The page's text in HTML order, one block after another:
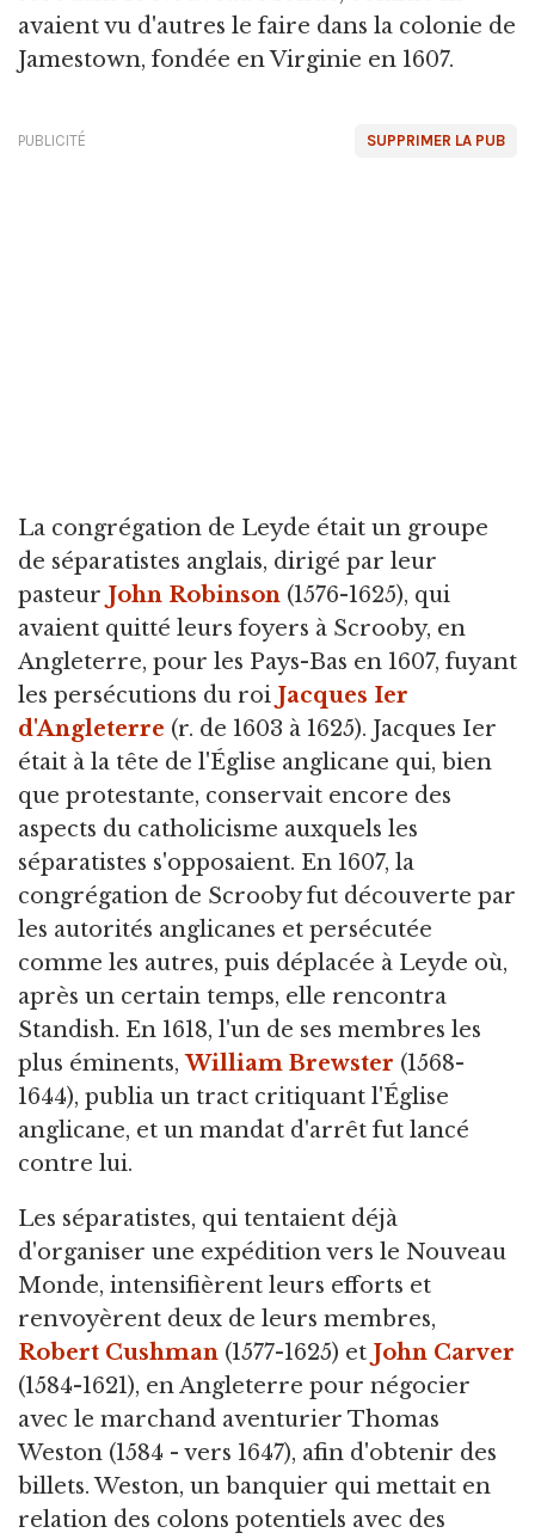
avaient vu d'autres le faire dans la colonie de
Jamestown, fondée en Virginie en 1607.
SUPPRIMER LA PUB
PUBLICITÉ
La congrégation de Leyde était un groupe
de séparatistes anglais, dirigé par leur
pasteur John Robinson (1576-1625), qui
avaient quitté leurs foyers à Scrooby, en
Angleterre, pour les Pays-Bas en 1607, fuyant
les persécutions du roi Jacques Ier
d'Angleterre (r. de 1603 à 1625). Jacques Ier
était à la tête de l'Église anglicane qui, bien
que protestante, conservait encore des
aspects du catholicisme auxquels les
séparatistes s'opposaient. En 1607, la
congrégation de Scrooby fut découverte par
les autorités anglicanes et persécutée
comme les autres, puis déplacée à Leyde où,
après un certain temps, elle rencontra
Standish. En 1618, l'un de ses membres les
plus éminents,William Brewster (1568-
1644), publia un tract critiquant l'Église
anglicane, et un mandat d'arrêt fut lancé
contre lui.
Les séparatistes, qui tentaient déjà
d'organiser une expédition vers le Nouveau
Monde, intensifièrent leurs efforts et
renvoyèrent deux de leurs membres,
Robert Cushman (1577-1625) et John Carver
(1584-1621), en Angleterre pour négocier
avec le marchand aventurier Thomas
Weston (1584 - vers 1647), afin d'obtenir des
billets. Weston, un banquier qui mettait en
relation des colons potentiels avec des